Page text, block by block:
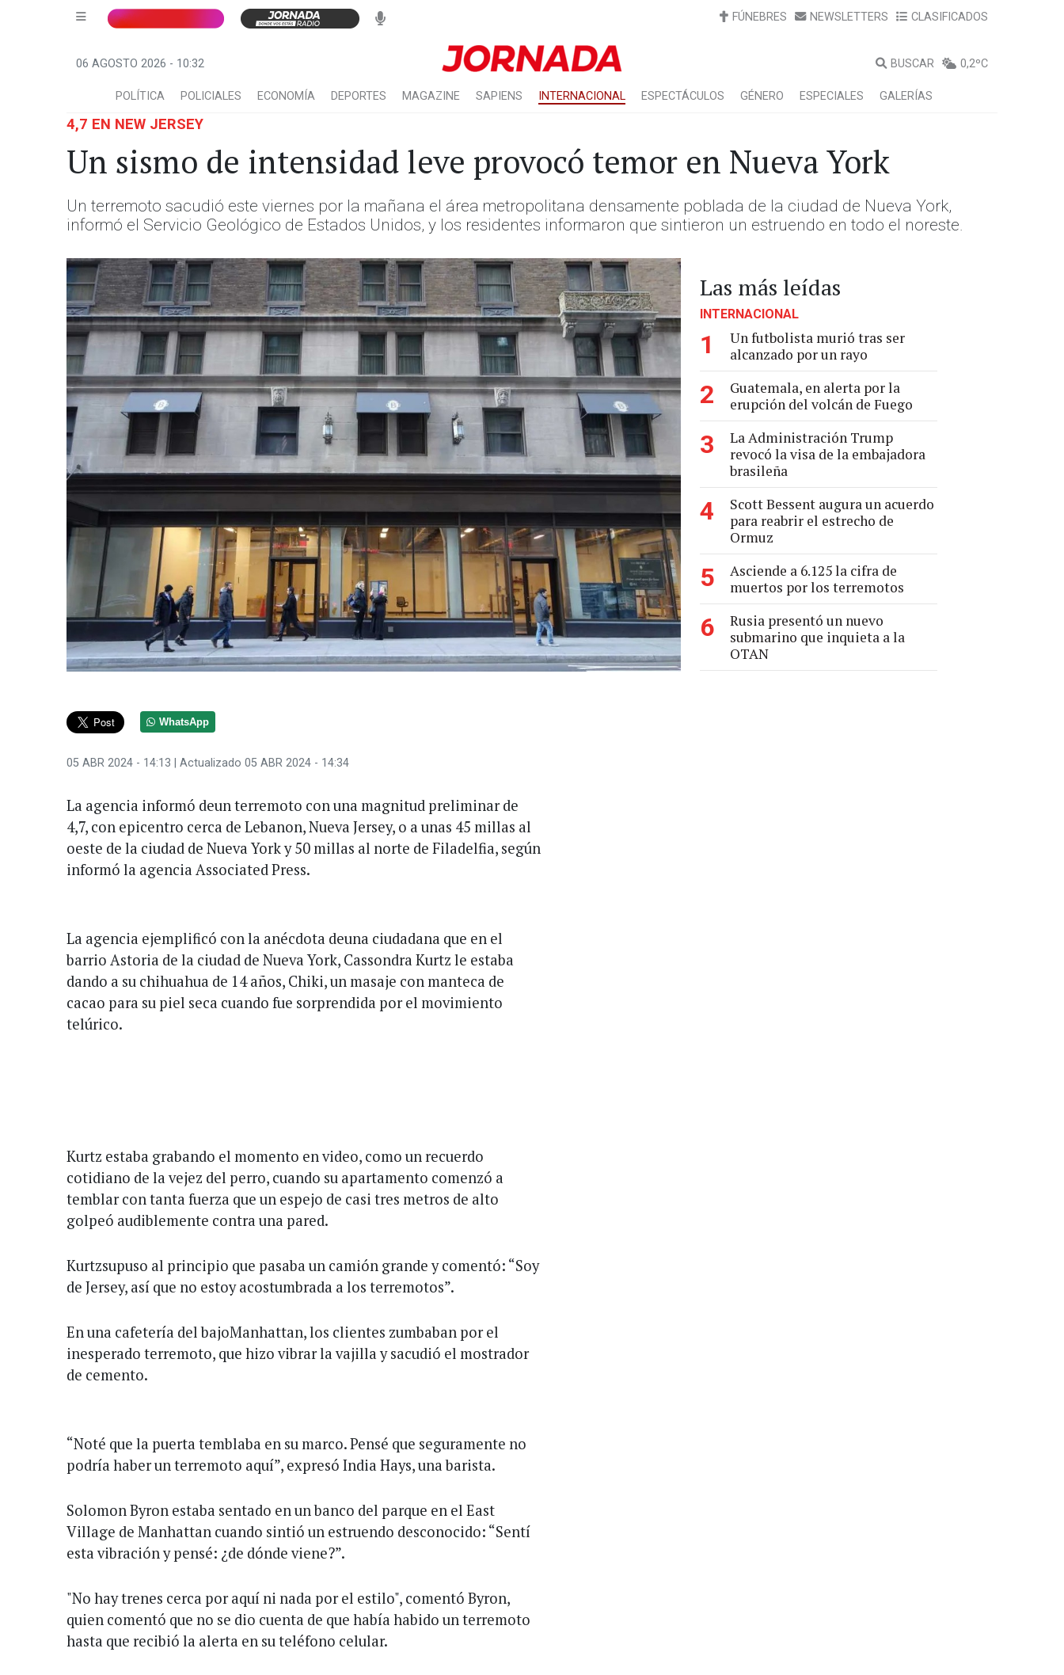
FÚNEBRES NEWSLETTERS CLASIFICADOS
06 AGOSTO 2026 - 10:32 BUSCAR 0,2ºC
POLÍTICA POLICIALES ECONOMÍA DEPORTES MAGAZINE SAPIENS INTERNACIONAL ESPECTÁCULOS GÉNERO ESPECIALES GALERÍAS
4,7 EN NEW JERSEY
Un sismo de intensidad leve provocó temor en Nueva York
Un terremoto sacudió este viernes por la mañana el área metropolitana densamente poblada de la ciudad de Nueva York,
informó el Servicio Geológico de Estados Unidos, y los residentes informaron que sintieron un estruendo en todo el noreste.
WhatsApp
05 ABR 2024 - 14:13 | Actualizado 05 ABR 2024 - 14:34
La agencia informó deun terremoto con una magnitud preliminar de
4,7, con epicentro cerca de Lebanon, Nueva Jersey, o a unas 45 millas al
oeste de la ciudad de Nueva York y 50 millas al norte de Filadelfia, según
informó la agencia Associated Press.
La agencia ejemplificó con la anécdota deuna ciudadana que en el
barrio Astoria de la ciudad de Nueva York, Cassondra Kurtz le estaba
dando a su chihuahua de 14 años, Chiki, un masaje con manteca de
cacao para su piel seca cuando fue sorprendida por el movimiento
telúrico.
Kurtz estaba grabando el momento en video, como un recuerdo
cotidiano de la vejez del perro, cuando su apartamento comenzó a
temblar con tanta fuerza que un espejo de casi tres metros de alto
golpeó audiblemente contra una pared.
Kurtzsupuso al principio que pasaba un camión grande y comentó: “Soy
de Jersey, así que no estoy acostumbrada a los terremotos”.
En una cafetería del bajoManhattan, los clientes zumbaban por el
inesperado terremoto, que hizo vibrar la vajilla y sacudió el mostrador
de cemento.
“Noté que la puerta temblaba en su marco. Pensé que seguramente no
podría haber un terremoto aquí”, expresó India Hays, una barista.
Solomon Byron estaba sentado en un banco del parque en el East
Village de Manhattan cuando sintió un estruendo desconocido: “Sentí
esta vibración y pensé: ¿de dónde viene?”.
"No hay trenes cerca por aquí ni nada por el estilo", comentó Byron,
quien comentó que no se dio cuenta de que había habido un terremoto
hasta que recibió la alerta en su teléfono celular.
Las más leídas
INTERNACIONAL
1
Un futbolista murió tras ser
alcanzado por un rayo
2
Guatemala, en alerta por la
erupción del volcán de Fuego
3
La Administración Trump
revocó la visa de la embajadora
brasileña
4
Scott Bessent augura un acuerdo
para reabrir el estrecho de
Ormuz
5
Asciende a 6.125 la cifra de
muertos por los terremotos
6
Rusia presentó un nuevo
submarino que inquieta a la
OTAN